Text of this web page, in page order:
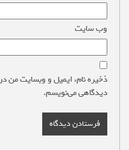
وب‌ سایت
ذخیره نام، ایمیل و وبسایت من
دیدگاهی می‌نویسم.